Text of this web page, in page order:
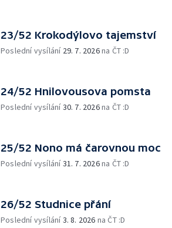
23/52 Krokodýlovo tajemství
Poslední vysílání 29. 7. 2026na ČT :D
24/52 Hnilovousova pomsta
Poslední vysílání30. 7. 2026na ČT :D
25/52 Nono má čarovnou moc
Poslední vysílání31. 7. 2026na ČT :D
26/52 Studnice přání
Poslední vysílání3. 8. 2026 na ČT :D